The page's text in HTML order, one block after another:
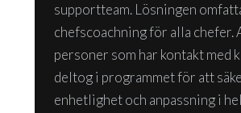
supportteam. Lösningen
chefscoachning för alla chefer.
personer som har kontakt med
deltog i programmet för att
enhetlighet och anpassning i